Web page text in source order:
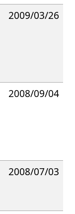
2009/03/26
2008/09/04
2008/07/03